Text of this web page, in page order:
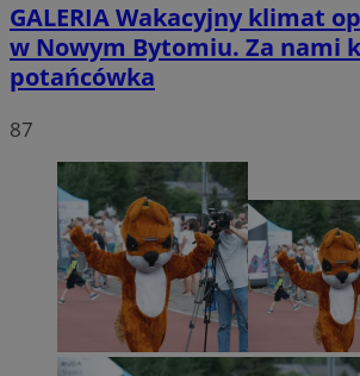
GALERIAWakacyjny klimat
w Nowym Bytomiu. Za nami
potańcówka
87